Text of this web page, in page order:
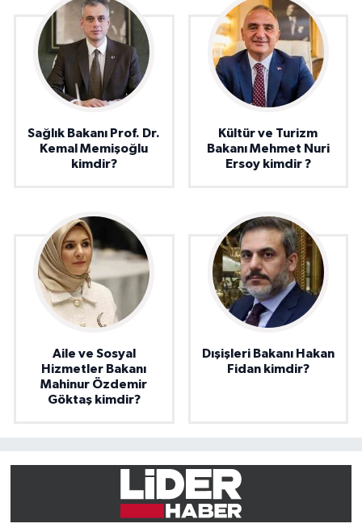
Sağlık Bakanı Prof. Dr.
Kemal Memişoğlu
kimdir?
Kültür ve Turizm
Bakanı Mehmet Nuri
Ersoy kimdir ?
Aile ve Sosyal
Hizmetler Bakanı
Mahinur Özdemir
Göktaş kimdir?
Dışişleri Bakanı Hakan
Fidan kimdir?